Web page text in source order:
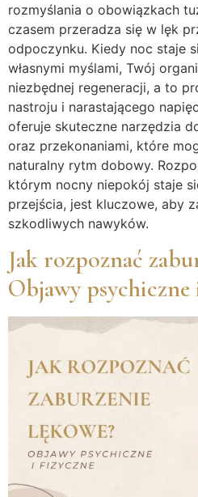
rozmyślania o obowiązkach
czasem przeradza się w lęk
odpoczynku. Kiedy noc staje
własnymi myślami, Twój
niezbędnej regeneracji, a to
nastroju i narastającego
oferuje skuteczne narzędzia
oraz przekonaniami, które
naturalny rytm dobowy.
którym nocny niepokój staje
przejścia, jest kluczowe, aby
szkodliwych nawyków.
Jak rozpoznać
Objawy